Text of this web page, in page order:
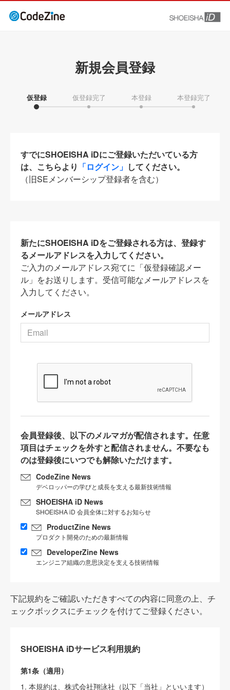
新規会員登録
仮登録 仮登録完了 本登録 本登録完了
すでにSHOEISHA iDにご登録いただいている方
は、こちらより 「ログイン」 してください。
（旧SEメンバーシップ登録者を含む）
新たにSHOEISHA iDをご登録される方は、登録す
るメールアドレスを入力してください。
ご入力のメールアドレス宛てに「仮登録確認メー
ル」をお送りします。受信可能なメールアドレスを
入力してください。
メールアドレス
会員登録後、以下のメルマガが配信されます。任意
項目はチェックを外すと配信されません。不要なも
のは登録後にいつでも解除いただけます。
CodeZine News
デベロッパーの学びと成長を支える最新技術情報
SHOEISHA iD News
SHOEISHA iD 会員全体に対するお知らせ
ProductZine News
プロダクト開発のための最新情報
DeveloperZine News
エンジニア組織の意思決定を支える技術情報
下記規約をご確認いただきすべての内容に同意の上、チ
ェックボックスにチェックを付けてご登録ください。
SHOEISHA iDサービス利用規約
第1条（適用）
1. 本規約は、株式会社翔泳社（以下「当社」といいます）